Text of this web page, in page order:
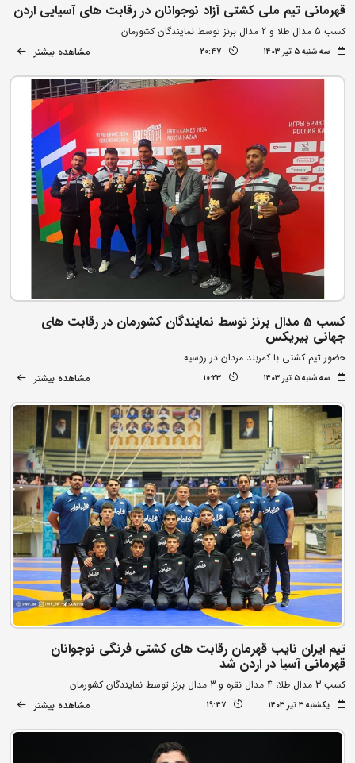
قهرمانی تیم ملی کشتی آزاد نوجوانان در رقابت های آسیایی اردن
کسب 5 مدال طلا و 2 مدال برنز توسط نمایندگان کشورمان
سه شنبه ۵ تیر ۱۴۰۳ 20:47 مشاهده بیشتر
کسب 5 مدال برنز توسط نمایندگان کشورمان در رقابت های
جهانی بیریکس
حضور تیم کشتی با کمربند مردان در روسیه
سه شنبه ۵ تیر ۱۴۰۳ 10:23 مشاهده بیشتر
تیم ایران نایب قهرمان رقابت های کشتی فرنگی نوجوانان
قهرمانی آسیا در اردن شد
کسب 3 مدال طلا، 4 مدال نقره و 3 مدال برنز توسط نمایندگان کشورمان
یکشنبه ۳ تیر ۱۴۰۳ 19:47 مشاهده بیشتر